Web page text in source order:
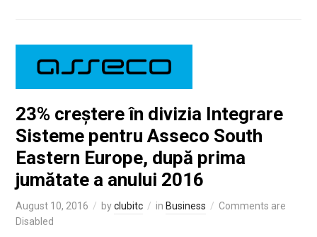
23% creștere în divizia Integrare
Sisteme pentru Asseco South
Eastern Europe, după prima
jumătate a anului 2016
August 10, 2016 byclubitc in Business
Comments are
Disabled